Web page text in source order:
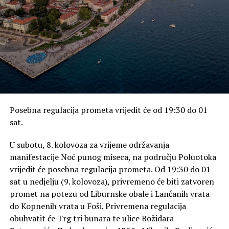
„Kroz proteklih nekoliko godina Zadarska županija je
uložila značajna sredstva kako bi potaknula dodatan
razvoj poljoprivrede na svojem području, od redovnih
potpora proizvođačima pa do izgradnje više sustava
navodnjavanja poljoprivrednih površina. Usporedno s
tim naši su proizvođači napravili veliki iskorak u kvaliteti,
gastro destinacije“, zaključio je župan Božidar Longin.
No votes yet.
POVEZANE TEME : FEATURED POLJOPRIVREDA
POTPORE
ZADARSKA ŽUPANIJA
UP NEXT
CINAZ održao radionice “Pametno s novcem – prvi koraci
financijske pismenosti”
Posebna regulacija prometa vrijedit će od 19:30 do 01
sat.
U subotu, 8. kolovoza za vrijeme održavanja
manifestacije Noć punog miseca, na području Poluotoka
vrijedit će posebna regulacija prometa. Od 19:30 do 01
sat u nedjelju (9. kolovoza), privremeno će biti zatvoren
promet na potezu od Liburnske obale i Lančanih vrata
do Kopnenih vrata u Foši. Privremena regulacija
obuhvatit će Trg tri bunara te ulice Božidara